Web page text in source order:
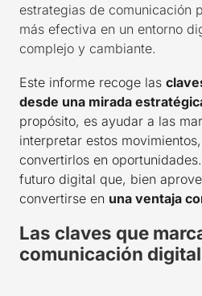
estrategias de comunicación
más efectiva en un entorno
complejo y cambiante.
Este informe recoge las
desde una mirada
propósito, es ayudar a las
interpretar estos
convertirlos en
futuro digital que, bien
convertirse en una ventaja
Las claves que
comunicación